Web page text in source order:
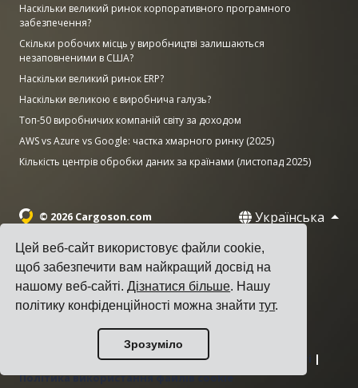
Цей веб-сайт використовує файли cookie,
щоб забезпечити вам найкращий досвід на
нашому веб-сайті.Дізнатися більше. Нашу
політику конфіденційності можна знайтитут.
Зрозуміло
Наскільки великий ринок корпоративного програмного
забезпечення?
Скільки робочих місць у виробництві залишаються
незаповненими в США?
Наскільки великий ринок ERP?
Наскільки великою є виробнича галузь?
Топ-50 виробничих компаній світу за доходом
AWS vs Azure vs Google: частка хмарного ринку (2025)
Кількість центрів обробки даних за країнами (листопад 2025)
© 2026 Cargoson.com Українська
Зареєстровано як Cargoson OÜ в Естонії.
Рег. номер: 14545832. ПДВ: EE102137680.
Головний офіс: Pärnu mnt. 141, 11314 Tallinn, Естонія
Умови надання послуг|Політика конфіденційності |
Політика використання файлів cookie